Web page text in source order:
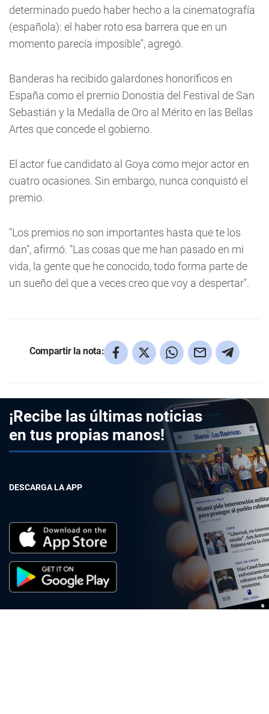
determinado puedo haber hecho a la cinematografía
(española): el haber roto esa barrera que en un
momento parecía imposible", agregó.
Banderas ha recibido galardones honoríficos en
España como el premio Donostia del Festival de San
Sebastián y la Medalla de Oro al Mérito en las Bellas
Artes que concede el gobierno.
El actor fue candidato al Goya como mejor actor en
cuatro ocasiones. Sin embargo, nunca conquistó el
premio.
"Los premios no son importantes hasta que te los
dan", afirmó. "Las cosas que me han pasado en mi
vida, la gente que he conocido, todo forma parte de
un sueño del que a veces creo que voy a despertar".
Compartir la nota:
¡Recibe las últimas noticias
en tus propias manos!
DESCARGA LA APP